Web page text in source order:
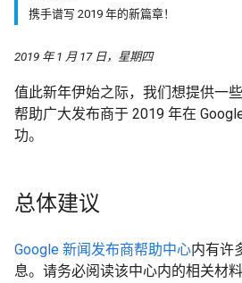
携手谱写 2019 年的新篇章！
2019 年 1 月 17 日，星期四
值此新年伊始之际，我们想提供一
帮助广大发布商于 2019 年在
功。
总体建议
Google 新闻发布商帮助中心内有许
息。请务必阅读该中心内的相关材